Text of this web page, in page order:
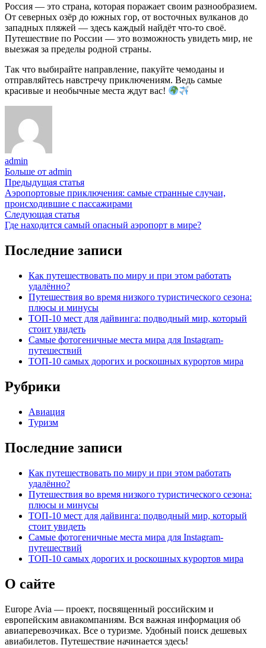
Россия — это страна, которая поражает своим разнообразием.
От северных озёр до южных гор, от восточных вулканов до
западных пляжей — здесь каждый найдёт что-то своё.
Путешествие по России — это возможность увидеть мир, не
выезжая за пределы родной страны.
Так что выбирайте направление, пакуйте чемоданы и
отправляйтесь навстречу приключениям. Ведь самые
красивые и необычные места ждут вас!
admin
Больше от admin
Навигация
по
записям
Предыдущая статьяПредыдущая
статья:
Аэропортовые приключения: самые странные случаи,
происходившие с пассажирами
Следующая статьяСледующая
статья:
Где находится самый опасный аэропорт в мире?
Последние записи
Как путешествовать по миру и при этом работать
удалённо?
Путешествия во время низкого туристического сезона:
плюсы и минусы
ТОП-10 мест для дайвинга: подводный мир, который
стоит увидеть
Самые фотогеничные места мира для Instagram-
путешествий
ТОП-10 самых дорогих и роскошных курортов мира
Рубрики
Авиация
Туризм
Последние записи
Как путешествовать по миру и при этом работать
удалённо?
Путешествия во время низкого туристического сезона:
плюсы и минусы
ТОП-10 мест для дайвинга: подводный мир, который
стоит увидеть
Самые фотогеничные места мира для Instagram-
путешествий
ТОП-10 самых дорогих и роскошных курортов мира
О сайте
Europe Avia — проект, посвященный российским и
европейским авиакомпаниям. Вся важная информация об
авиаперевозчиках. Все о туризме. Удобный поиск дешевых
авиабилетов. Путешествие начинается здесь!